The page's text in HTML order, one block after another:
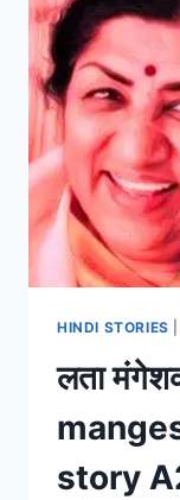
OF
2
HINDI STORIES
लता
story